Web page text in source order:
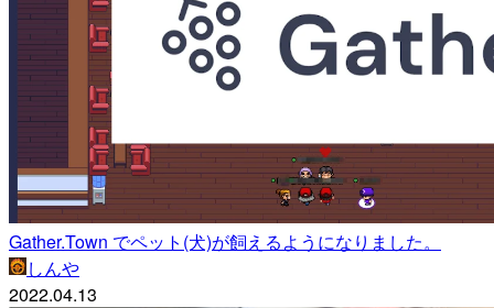
Gather.Town でペット(犬)が飼えるようになりました。
しんや
2022.04.13